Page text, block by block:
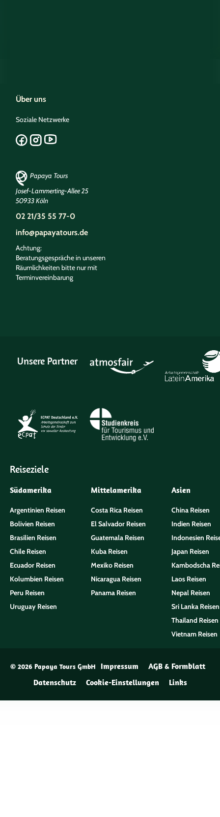
Über uns
Soziale Netzwerke
Papaya Tours
Josef-Lammerting-Allee 25
50933 Köln
02 21/35 55 77-0
info@papayatours.de
Achtung:
Beratungsgespräche in unseren
Räumlichkeiten bitte nur mit
Terminvereinbarung
Unsere Partner
Reiseziele
Südamerika
Argentinien Reisen
Bolivien Reisen
Brasilien Reisen
Chile Reisen
Ecuador Reisen
Kolumbien Reisen
Peru Reisen
Uruguay Reisen
Mittelamerika
Costa Rica Reisen
El Salvador Reisen
Guatemala Reisen
Kuba Reisen
Mexiko Reisen
Nicaragua Reisen
Panama Reisen
Asien
China Reisen
Indien Reisen
Indonesien
Japan Reisen
Kambodscha
Laos Reisen
Nepal Reisen
Sri Lanka Reisen
Thailand Reisen
Vietnam Reisen
© 2026 Papaya Tours GmbH Impressum
AGB & Formblatt
Datenschutz
Cookie-Einstellungen Links